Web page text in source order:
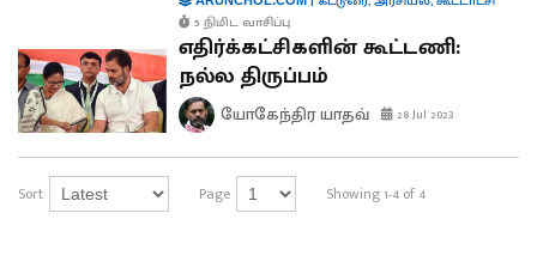
5 நிமிட வாசிப்பு
எதிர்க்கட்சிகளின் கூட்டணி:
நல்ல திருப்பம்
யோகேந்திர யாதவ் 28 Jul 2023
Sort Page Showing 1-4 of 4